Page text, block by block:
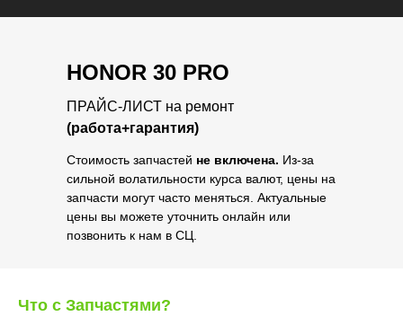
HONOR 30 PRO
ПРАЙС-ЛИСТ на ремонт
(работа+гарантия)
Стоимость запчастей не включена. Из-за
сильной волатильности курса валют, цены на
запчасти могут часто меняться. Актуальные
цены вы можете уточнить онлайн или
позвонить к нам в СЦ.
Что с Запчастями?